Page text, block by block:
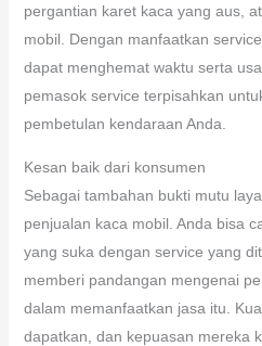
pergantian karet kaca yang aus,
mobil. Dengan manfaatkan
dapat menghemat waktu serta
pemasok service terpisahkan
pembetulan kendaraan Anda.
Kesan baik dari konsumen
Sebagai tambahan bukti mutu
penjualan kaca mobil. Anda bisa
yang suka dengan service yang
memberi pandangan mengenai
dalam memanfaatkan jasa itu.
dapatkan, dan kepuasan mereka